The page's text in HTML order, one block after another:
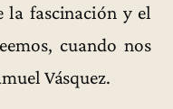
la fascinación y el
cuando nos
Vásquez.